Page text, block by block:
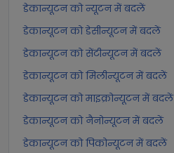
डेकान्यूटन को न्यूटन में बदलें
डेकान्यूटन को डेसीन्यूटन में बदलें
डेकान्यूटन को सेंटीन्यूटन में बदलें
डेकान्यूटन को मिलीन्यूटन में बदलें
डेकान्यूटन को माइक्रोन्यूटन में बदलें
डेकान्यूटन को नैनोन्यूटन में बदलें
डेकान्यूटन को पिकोन्यूटन में बदलें